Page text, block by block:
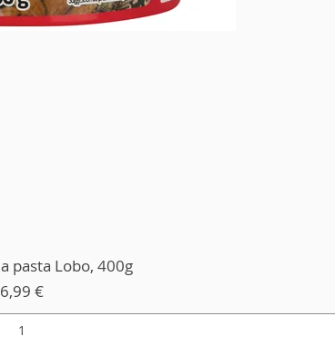
pasta Lobo, 400g
Cena
6,99 €